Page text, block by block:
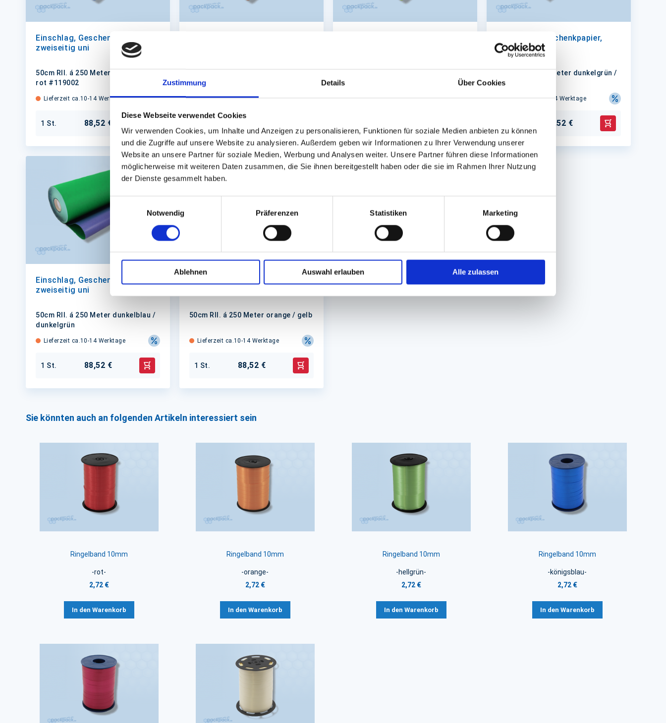
Zustimmung Details Über Cookies
Diese Webseite verwendet Cookies
Wir verwenden Cookies, um Inhalte und Anzeigen zu personalisieren, Funktionen für soziale Medien anbieten zu können
und die Zugriffe auf unsere Website zu analysieren. Außerdem geben wir Informationen zu Ihrer Verwendung unserer
Website an unsere Partner für soziale Medien, Werbung und Analysen weiter. Unsere Partner führen diese Informationen
möglicherweise mit weiteren Daten zusammen, die Sie ihnen bereitgestellt haben oder die sie im Rahmen Ihrer Nutzung
der Dienste gesammelt haben.
Einwilligungsauswahl
Notwendig
Präferenzen Statistiken Marketing
Ablehnen Auswahl erlauben Alle zulassen
Einschlag, Geschenkpapier,
zweiseitig uni
50cm Rll. á 250 Meter dunkelblau /
rot #119002
Lieferzeit ca.10-14 Werktage
1 St. 88,52 € In den Warenkorb
#80118
Lieferzeit ca.10-14 Werktage
In den Warenkorb
gelb
Lieferzeit ca.10-14 Werktage
In den Warenkorb
Einschlag, Geschenkpapier,
zweiseitig uni
50cm Rll. á 250 Meter dunkelgrün /
rot
Lieferzeit ca.10-14 Werktage
88,52 € In den
Einschlag, Geschenkpapier,
zweiseitig uni
50cm Rll. á 250 Meter dunkelblau /
dunkelgrün
Lieferzeit ca.10-14 Werktage
1 St. 88,52 € In den Warenkorb
50cm Rll. á 250 Meter orange / gelb
Lieferzeit ca.10-14 Werktage
1 St. 88,52 € In den Warenkorb
Sie könnten auch an folgenden Artikeln interessiert sein
Ringelband 10mm
-rot-
2,72 €
In den Warenkorb
Ringelband 10mm
-orange-
2,72 €
In den Warenkorb
Ringelband 10mm
-hellgrün-
2,72 €
In den Warenkorb
Ringelband 10mm
-königsblau-
2,72 €
In den Warenkorb